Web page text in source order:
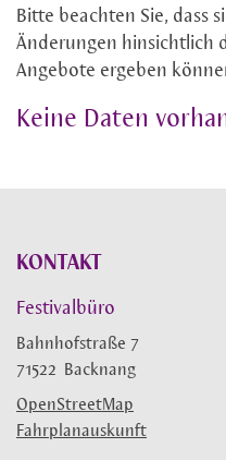
KONTAKT
Festivalbüro
Bahnhofstraße 7
71522
Backnang
OpenStreetMap
Fahrplanauskunft
Bitte beachten Sie, dass
Änderungen hinsichtlich
Angebote ergeben
Keine Daten